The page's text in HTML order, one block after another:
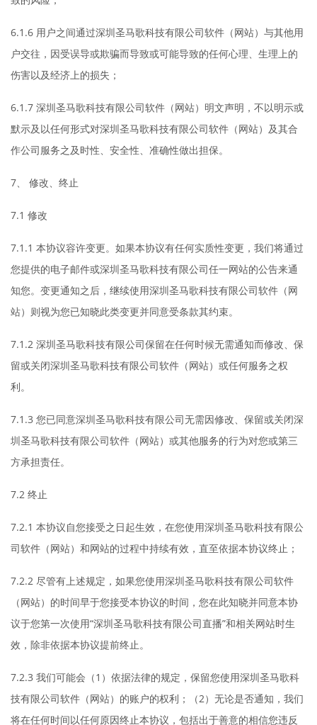
6.1.6 用户之间通过深圳圣马歌科技有限公司软件（网站）与其他用
户交往，因受误导或欺骗而导致或可能导致的任何心理、生理上的
伤害以及经济上的损失；
6.1.7 深圳圣马歌科技有限公司软件（网站）明文声明，不以明示或
默示及以任何形式对深圳圣马歌科技有限公司软件（网站）及其合
作公司服务之及时性、安全性、准确性做出担保。
7、 修改、终止
7.1 修改
7.1.1 本协议容许变更。如果本协议有任何实质性变更，我们将通过
您提供的电子邮件或深圳圣马歌科技有限公司任一网站的公告来通
知您。变更通知之后，继续使用深圳圣马歌科技有限公司软件（网
站）则视为您已知晓此类变更并同意受条款其约束。
7.1.2 深圳圣马歌科技有限公司保留在任何时候无需通知而修改、保
留或关闭深圳圣马歌科技有限公司软件（网站）或任何服务之权
利。
7.1.3 您已同意深圳圣马歌科技有限公司无需因修改、保留或关闭深
圳圣马歌科技有限公司软件（网站）或其他服务的行为对您或第三
方承担责任。
7.2 终止
7.2.1 本协议自您接受之日起生效，在您使用深圳圣马歌科技有限公
司软件（网站）和网站的过程中持续有效，直至依据本协议终止；
7.2.2 尽管有上述规定，如果您使用深圳圣马歌科技有限公司软件
（网站）的时间早于您接受本协议的时间，您在此知晓并同意本协
议于您第一次使用“深圳圣马歌科技有限公司直播”和相关网站时生
效，除非依据本协议提前终止。
7.2.3 我们可能会（1）依据法律的规定，保留您使用深圳圣马歌科
技有限公司软件（网站）的账户的权利；（2）无论是否通知，我们
将在任何时间以任何原因终止本协议，包括出于善意的相信您违反